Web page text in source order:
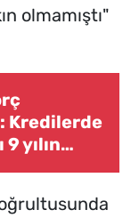
olmamıştı"
Kredilerde
yılın